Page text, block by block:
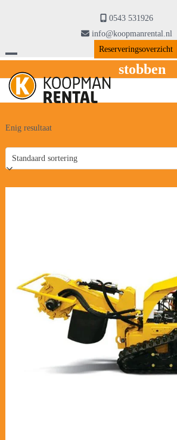
0543 531926
info@koopmanrental.nl
Reserveringsoverzicht
mobile
menu
mobile
menu
stobben
Enig resultaat